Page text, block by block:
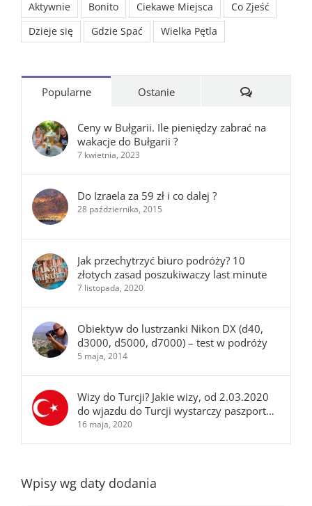
Aktywnie Bonito Ciekawe Miejsca
Co Zjeść
Dzieje się
Gdzie Spać Wielka Pętla
Popularne Ostanie Komentarze
Ceny w Bułgarii. Ile pieniędzy zabrać na
wakacje do Bułgarii ?
7 kwietnia, 2023
Do Izraela za 59 zł i co dalej ?
28 października, 2015
Jak przechytrzyć biuro podróży? 10
złotych zasad poszukiwaczy last minute
7 listopada, 2020
Obiektyw do lustrzanki Nikon DX (d40,
d3000, d5000, d7000) – test w podróży
5 maja, 2014
Wizy do Turcji? Jakie wizy, od 2.03.2020
do wjazdu do Turcji wystarczy paszport…
16 maja, 2020
Wpisy wg daty dodania